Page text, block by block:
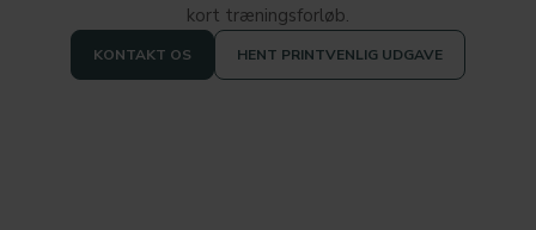
kort træningsforløb.
KONTAKT OS HENT PRINTVENLIG UDGAVE